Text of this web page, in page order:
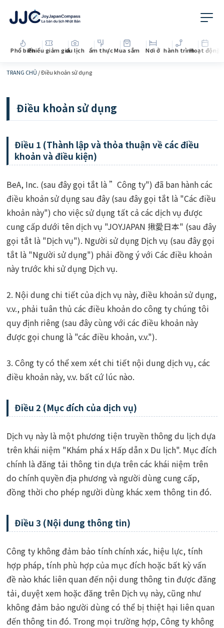
Phổ biếnPhiếu giảm giádu lịch ẩm thựcMua sắm Nơi ở hành trìnhHoạt động
TRANG CHỦ /Điều khoản sử dụng
Điều khoản sử dụng
Điều 1 (Thành lập và thỏa thuận về các điều
khoản và điều kiện)
BeA, Inc. (sau đây gọi tắt là ”Công ty") đã ban hành các
điều khoản sử dụng sau đây (sau đây gọi tắt là "Các điều
khoản này") cho việc sử dụng tất cả các dịch vụ được
cung cấp dưới tên dịch vụ "JOYJAPAN 揪愛日本" (sau đây
gọi tắt là "Dịch vụ"). Người sử dụng Dịch vụ (sau đây gọi
tắt là "Người sử dụng") phải đồng ý với Các điều khoản
này trước khi sử dụng Dịch vụ.
2. Nội dung chi tiết của dịch vụ này, điều khoản sử dụng,
v.v., phải tuân thủ các điều khoản do công ty chúng tôi
quy định riêng (sau đây cùng với các điều khoản này
được gọi chung là "các điều khoản, v.v.").
3. Công ty có thể xem xét chi tiết nội dung dịch vụ, các
điều khoản này, v.v. bất cứ lúc nào.
Điều 2 (Mục đích của dịch vụ)
Dịch vụ này là một phương tiện truyền thông du lịch dựa
trên khái niệm "Khám phá x Hấp dẫn x Du lịch". Mục đích
chính là đăng tải thông tin dựa trên các khái niệm trên
do chính quyền địa phương và người dùng cung cấp,
đồng thời cho phép người dùng khác xem thông tin đó.
Điều 3 (Nội dung thông tin)
Công ty không đảm bảo tính chính xác, hiệu lực, tính
hợp pháp, tính phù hợp của mục đích hoặc bất kỳ vấn
đề nào khác liên quan đến nội dung thông tin được đăng
tải, duyệt xem hoặc đăng trên Dịch vụ này, cũng như
không đảm bảo người dùng có thể bị thiệt hại liên quan
đến thông tin đó. Trong mọi trường hợp, Công ty không